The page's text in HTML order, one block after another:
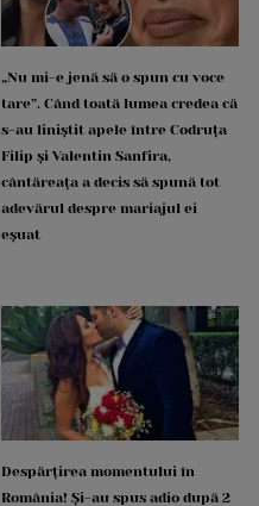
„Nu mi-e jenă să o spun cu voce
tare”. Când toată lumea credea că
s-au liniștit apele între Codruța
Filip și Valentin Sanfira,
cântăreața a decis să spună tot
adevărul despre mariajul ei
eșuat
Despărțirea momentului în
România! Și-au spus adio după 2